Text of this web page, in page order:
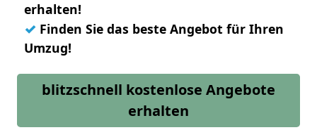
erhalten!
✓ Finden Sie das beste Angebot für Ihren
Umzug!
blitzschnell kostenlose Angebote
erhalten